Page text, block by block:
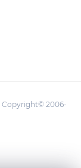
Copyright© 2006-